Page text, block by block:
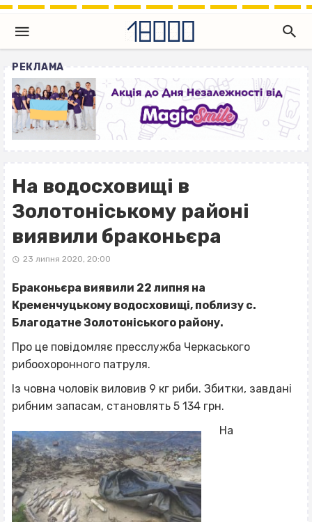
РЕКЛАМА
На водосховищі в
Золотоніському районі
виявили браконьєра
23 липня 2020, 20:00
Браконьєра виявили 22 липня на
Кременчуцькому водосховищі, поблизу с.
Благодатне Золотоніського району.
Про це повідомляє пресслужба Черкаського
рибоохоронного патруля.
Із човна чоловік виловив 9 кг риби. Збитки, завдані
рибним запасам, становлять 5 134 грн.
На